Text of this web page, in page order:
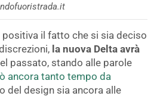
positiva il fatto che si sia deciso
la nuova Delta avrà
passato, stando alle parole
ancora tanto tempo da
del design sia ancora alle